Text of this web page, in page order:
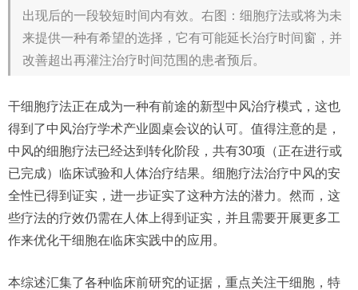
出现后的一段较短时间内有效。右图：细胞疗法或将为未
来提供一种有希望的选择，它有可能延长治疗时间窗，并
改善超出再灌注治疗时间范围的患者预后。
干细胞疗法正在成为一种有前途的新型中风治疗模式，这也
得到了中风治疗学术产业圆桌会议的认可。值得注意的是，
中风的细胞疗法已经达到转化阶段，共有30项（正在进行或
已完成）临床试验和人体治疗结果。细胞疗法治疗中风的安
全性已得到证实，进一步证实了这种方法的潜力。然而，这
些疗法的疗效仍需在人体上得到证实，并且需要开展更多工
作来优化干细胞在临床实践中的应用。
本综述汇集了各种临床前研究的证据，重点关注干细胞，特